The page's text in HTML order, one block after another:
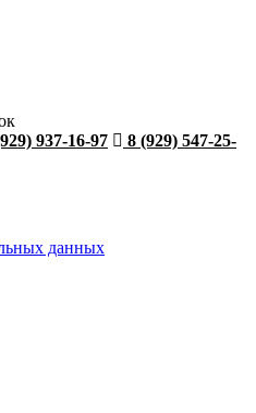
937-16-97
8 (929) 547-25-
данных